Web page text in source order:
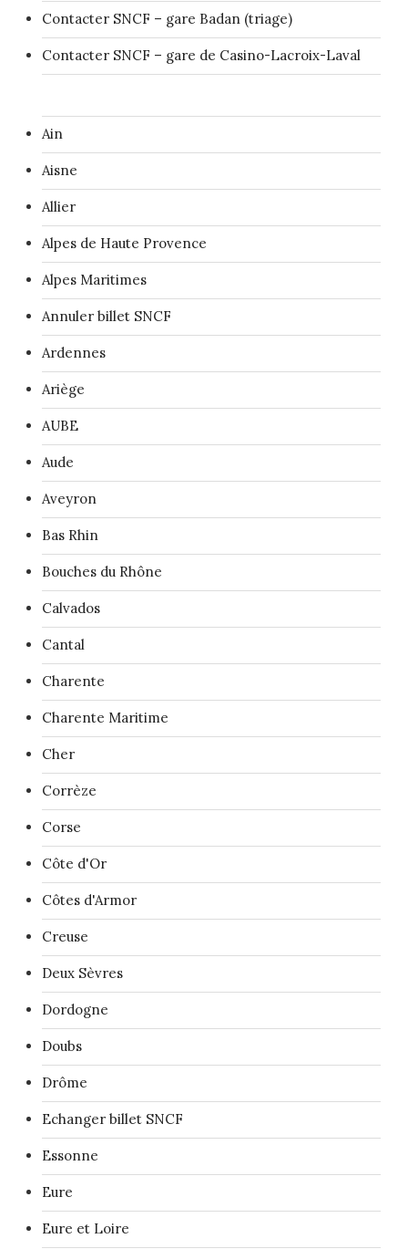
Contacter SNCF – gare Badan (triage)
Contacter SNCF – gare de Casino-Lacroix-Laval
Ain
Aisne
Allier
Alpes de Haute Provence
Alpes Maritimes
Annuler billet SNCF
Ardennes
Ariège
AUBE
Aude
Aveyron
Bas Rhin
Bouches du Rhône
Calvados
Cantal
Charente
Charente Maritime
Cher
Corrèze
Corse
Côte d'Or
Côtes d'Armor
Creuse
Deux Sèvres
Dordogne
Doubs
Drôme
Echanger billet SNCF
Essonne
Eure
Eure et Loire